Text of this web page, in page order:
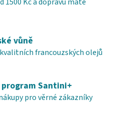
d
í
p
r
k
y
v
vůně
francouzských olejů
Santini+
pro věrné zákazníky